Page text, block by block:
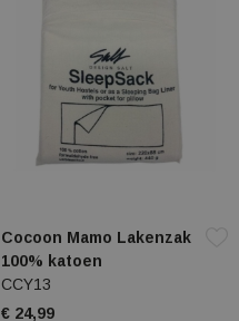
Cocoon Mamo Lakenzak
100% katoen
CCY13
€ 24,99